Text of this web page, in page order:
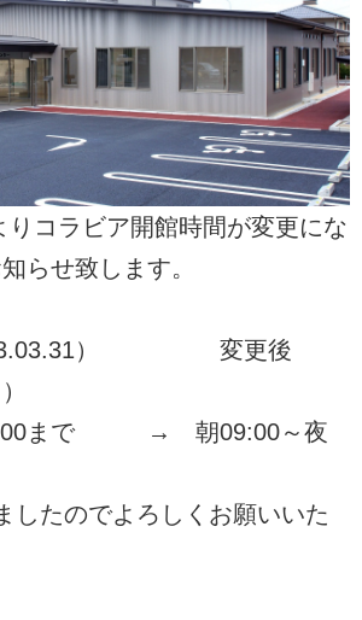
りコラビア開館時間が変更にな
らせ致します。
） 変更後
まで → 朝09:00～夜
したのでよろしくお願いいた